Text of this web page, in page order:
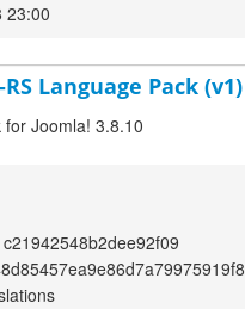
23:00
Language Pack (v1)
Joomla! 3.8.10